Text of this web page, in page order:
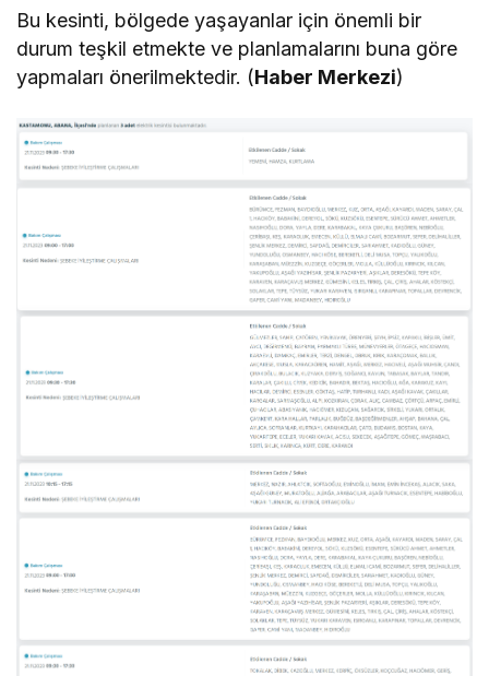
Bu kesinti, bölgede yaşayanlar için önemli bir
durum teşkil etmekte ve planlamalarını buna göre
yapmaları önerilmektedir. (Haber Merkezi)